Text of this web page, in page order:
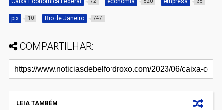
pix 10 Rio de Janeiro 747
COMPARTILHAR:
LEIA TAMBÉM